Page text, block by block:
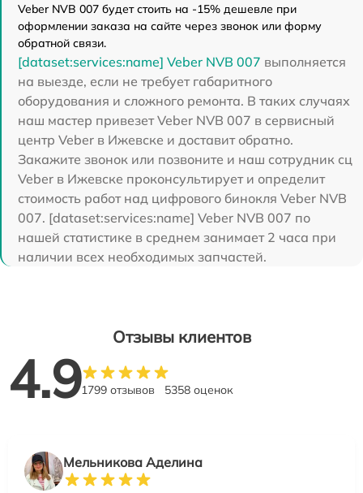
Veber NVB 007 будет стоить на -15% дешевле при
оформлении заказа на сайте через звонок или форму
обратной связи.
[dataset:services:name] Veber NVB 007 выполняется
на выезде, если не требует габаритного
оборудования и сложного ремонта. В таких случаях
наш мастер привезет Veber NVB 007 в сервисный
центр Veber в Ижевске и доставит обратно.
Закажите звонок или позвоните и наш сотрудник сц
Veber в Ижевске проконсультирует и определит
стоимость работ над цифрового бинокля Veber NVB
007. [dataset:services:name] Veber NVB 007 по
нашей статистике в среднем занимает 2 часа при
наличии всех необходимых запчастей.
Отзывы клиентов
4.91799 отзывов 5358 оценок
Мельникова Аделина